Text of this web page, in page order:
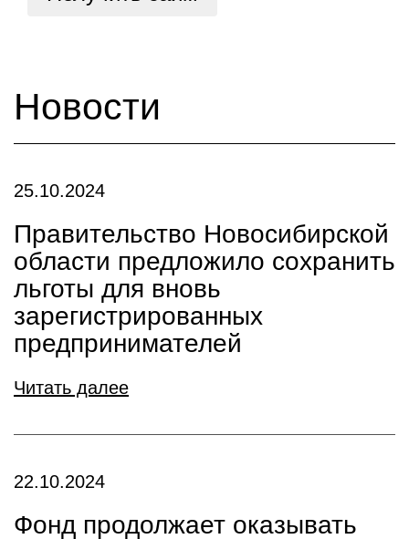
Новости
25.10.2024
Правительство Новосибирской
области предложило сохранить
льготы для вновь
зарегистрированных
предпринимателей
Читать далее
22.10.2024
Фонд продолжает оказывать